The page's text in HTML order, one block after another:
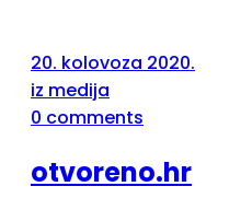
20. kolovoza 2020.
iz medija
0 comments
otvoreno.hr